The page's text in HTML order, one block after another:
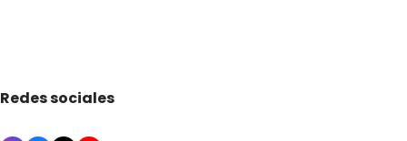
Redes sociales